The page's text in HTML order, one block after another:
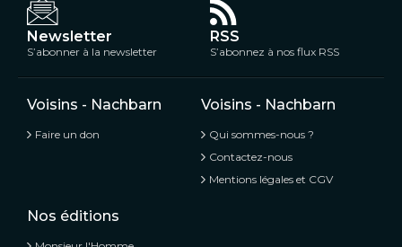
Newsletter
S’abonner à la newsletter
RSS
S’abonnez à nos flux RSS
Voisins - Nachbarn
Faire un don
Voisins - Nachbarn
Qui sommes-nous ?
Contactez-nous
Mentions légales et CGV
Nos éditions